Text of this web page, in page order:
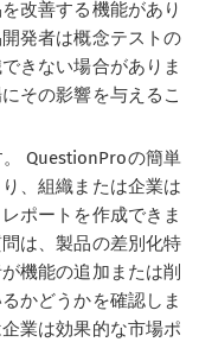
改善する機能があり
発者は概念テストの
きない場合がありま
その影響を与えるこ
QuestionProの簡単
、組織または企業は
ポートを作成できま
は、製品の差別化特
機能の追加または削
かどうかを確認しま
業は効果的な市場ポ